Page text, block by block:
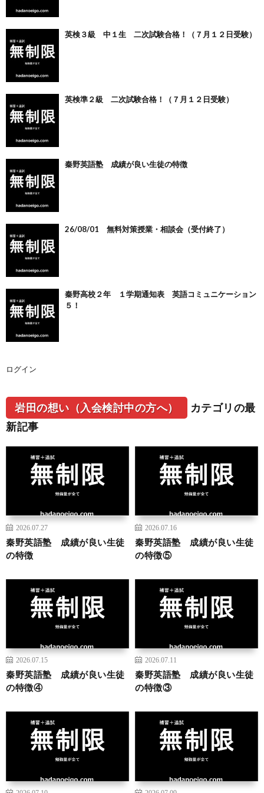
英検３級 中１生 二次試験合格！（７月１２日受験）
英検準２級 二次試験合格！（７月１２日受験）
秦野英語塾 成績が良い生徒の特徴
26/08/01 無料対策授業・相談会（受付終了）
秦野高校２年 １学期通知表 英語コミュニケーション
５！
ログイン
岩田の想い（入会検討中の方へ）
カテゴリの最
新記事
2026.07.27
秦野英語塾 成績が良い生徒
の特徴
2026.07.16
秦野英語塾 成績が良い生徒
の特徴⑤
2026.07.15
秦野英語塾 成績が良い生徒
の特徴④
2026.07.11
秦野英語塾 成績が良い生徒
の特徴③